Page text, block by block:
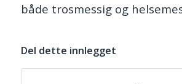
både trosmessig og
Del dette innlegget